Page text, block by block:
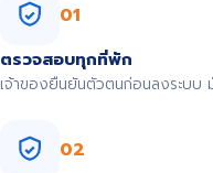
01
ตรวจสอบทุกที่พัก
เจ้าของยืนยันตัวตนก่อนลงระบบ
02